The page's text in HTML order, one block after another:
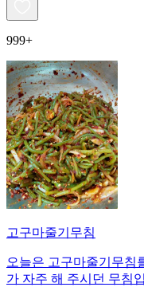
999+
고구마줄기무침
오늘은 고구마줄기무침
가 자주 해 주시던 무침